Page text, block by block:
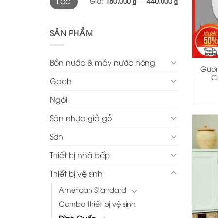
thấp
nhất
cao
nhất
LỌC
SẢN PHẨM
Bồn nước & máy nước nóng
Gạch
Ngói
Sàn nhựa giả gỗ
Sơn
Thiết bị nhà bếp
Thiết bị vệ sinh
American Standard
Combo thiết bị vệ sinh
+